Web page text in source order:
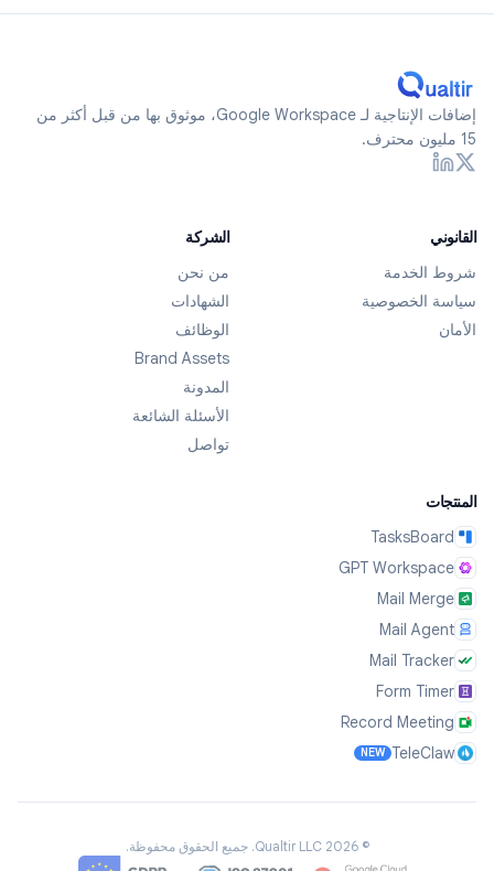
إضافات الإنتاجية لـ Google Workspace، موثوق بها من قبل أكثر من
15 مليون محترف.
القانوني
شروط الخدمة
سياسة الخصوصية
الأمان
الشركة
من نحن
الشهادات
الوظائف
Brand Assets
المدونة
الأسئلة الشائعة
تواصل
المنتجات
TasksBoard
GPT Workspace
Mail Merge
Mail Agent
Mail Tracker
Form Timer
Record Meeting
TeleClaw
NEW
©
2026
Qualtir LLC. جميع الحقوق محفوظة.